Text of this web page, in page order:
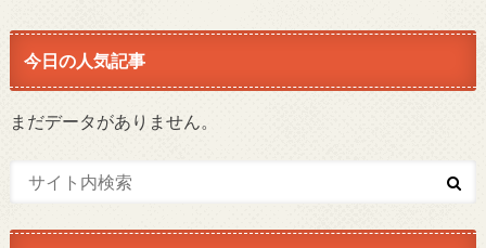
今日の人気記事
まだデータがありません。